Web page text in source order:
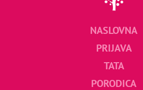
NASLOVNA
PRIJAVA
TATA
PORODICA